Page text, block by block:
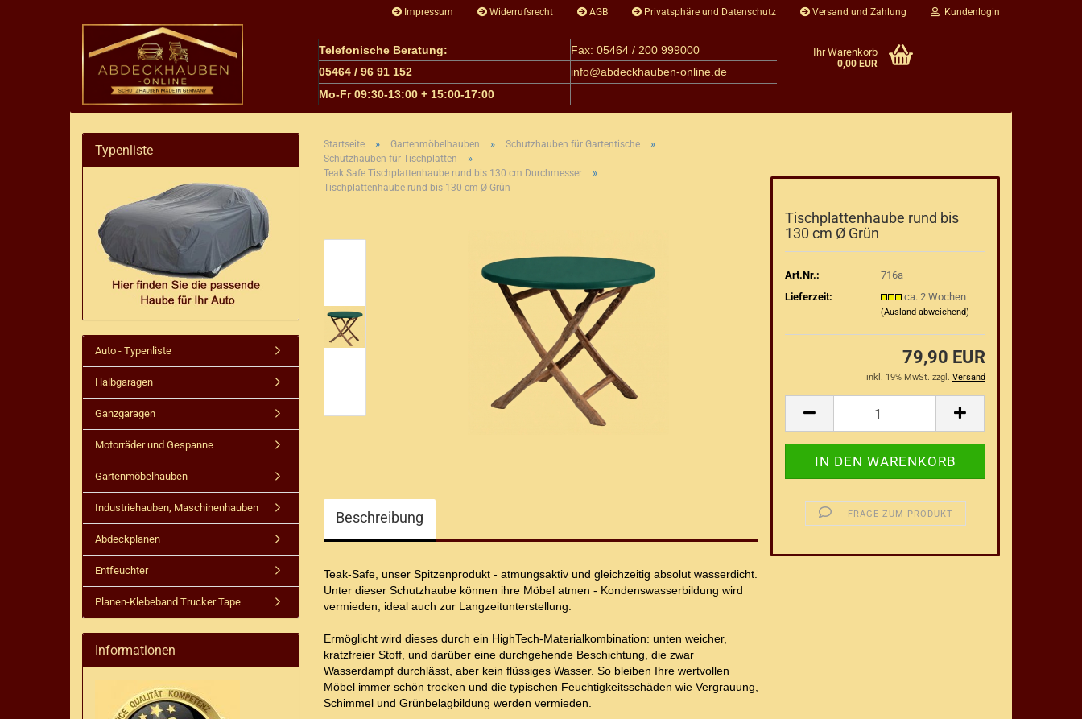
Impressum Widerrufsrecht AGB Privatsphäre und Datenschutz Versand und Zahlung Kundenlogin
Telefonische Beratung:
Fax: 05464 / 200 999000
05464 / 96 91 152
info@abdeckhauben-online.de
Mo-Fr 09:30-13:00 + 15:00-17:00
Ihr Warenkorb
0,00 EUR
Startseite » Gartenmöbelhauben » Schutzhauben für Gartentische »
Schutzhauben für Tischplatten »
Teak Safe Tischplattenhaube rund bis 130 cm Durchmesser »
Tischplattenhaube rund bis 130 cm Ø Grün
Tischplattenhaube rund bis
130 cm Ø Grün
Art.Nr.:
716a
Lieferzeit:
ca. 2 Wochen
(Ausland abweichend)
79,90 EUR
inkl. 19% MwSt. zzgl. Versand
FRAGE ZUM PRODUKT
Beschreibung
Teak-Safe, unser Spitzenprodukt - atmungsaktiv und gleichzeitig absolut wasserdicht.
Unter dieser Schutzhaube können ihre Möbel atmen - Kondenswasserbildung wird
vermieden, ideal auch zur Langzeitunterstellung.
Ermöglicht wird dieses durch ein HighTech-Materialkombination: unten weicher,
kratzfreier Stoff, und darüber eine durchgehende Beschichtung, die zwar
Wasserdampf durchlässt, aber kein flüssiges Wasser. So bleiben Ihre wertvollen
Möbel immer schön trocken und die typischen Feuchtigkeitsschäden wie Vergrauung,
Schimmel und Grünbelagbildung werden vermieden.
Typenliste
Auto - Typenliste
Halbgaragen
Ganzgaragen
Motorräder und Gespanne
Gartenmöbelhauben
Industriehauben, Maschinenhauben
Abdeckplanen
Entfeuchter
Planen-Klebeband Trucker Tape
Informationen